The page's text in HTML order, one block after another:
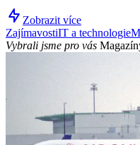
Zobrazit více
ZajímavostiIT a technologie
Vybrali jsme pro vás